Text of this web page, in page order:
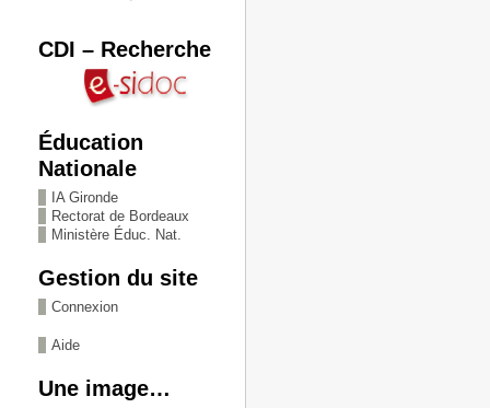
CDI – Recherche
Éducation
Nationale
IA Gironde
Rectorat de Bordeaux
Ministère Éduc. Nat.
Gestion du site
Connexion
Aide
Une image…